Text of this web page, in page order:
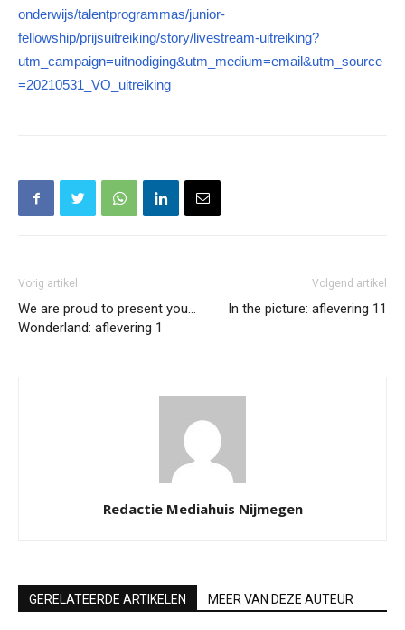
onderwijs/talentprogrammas/junior-
fellowship/prijsuitreiking/story/livestream-uitreiking?
utm_campaign=uitnodiging&utm_medium=email&utm_source
=20210531_VO_uitreiking
Vorig artikel
We are proud to present you…
Wonderland: aflevering 1
Volgend artikel
In the picture: aflevering 11
Redactie Mediahuis Nijmegen
GERELATEERDE ARTIKELEN MEER VAN DEZE AUTEUR